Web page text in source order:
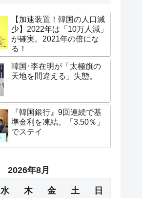
【加速装置！韓国の人口減
少】2022年は「10万人減」
が確実。2021年の倍にな
る！
韓国･李在明が「太極旗の
天地を間違える」失態。
『韓国銀行』9回連続で基
準金利を凍結。「3.50％」
でステイ
2026年8月
水 木 金 土 日